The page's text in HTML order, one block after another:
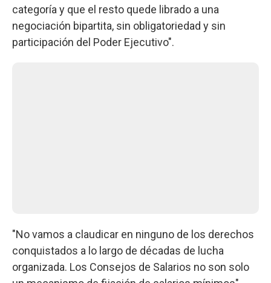
categoría y que el resto quede librado a una
negociación bipartita, sin obligatoriedad y sin
participación del Poder Ejecutivo".
"No vamos a claudicar en ninguno de los derechos
conquistados a lo largo de décadas de lucha
organizada. Los Consejos de Salarios no son solo